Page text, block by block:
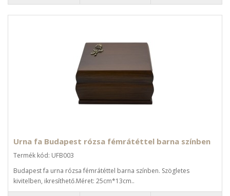
Urna fa Budapest rózsa fémrátéttel barna színben
Termék kód: UFB003
Budapest fa urna rózsa fémrátéttel barna színben. Szögletes
kivitelben, ikresíthető.Méret: 25cm*13cm..